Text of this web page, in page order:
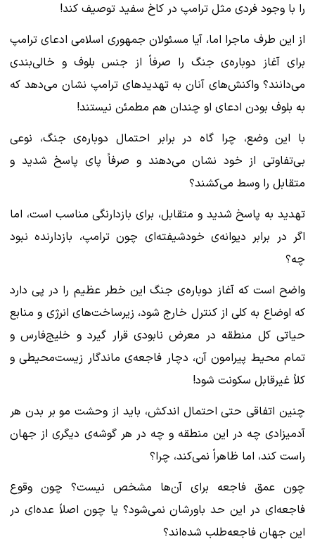
را با وجود فردی مثل ترامپ در کاخ سفید توصیف کند!
از این طرف ماجرا اما، آیا مسئولان جمهوری اسلامی ادعای ترامپ
برای آغاز دوباره‌ی جنگ را صرفاً از جنس بلوف و خالی‌بندی
می‌دانند؟ واکنش‌های آنان به تهدیدهای ترامپ نشان می‌دهد که
به بلوف بودن ادعای او چندان هم مطمئن نیستند!
با این وضع، چرا گاه در برابر احتمال دوباره‌ی جنگ، نوعی
بی‌تفاوتی از خود نشان می‌دهند و صرفاً پای پاسخ شدید و
متقابل را وسط می‌کشند؟
تهدید به پاسخ شدید و متقابل، برای بازدارنگی مناسب است، اما
اگر در برابر دیوانه‌ی خودشیفته‌ای چون ترامپ، بازدارنده نبود
چه؟
واضح است که آغاز دوباره‌ی جنگ این خطر عظیم را در پی دارد
که اوضاع به کلی از کنترل خارج شود، زیرساخت‌های انرژی و منابع
حیاتی کل منطقه در معرض نابودی قرار گیرد و خلیج‌فارس و
تمام محیط پیرامون آن، دچار فاجعه‌ی ماندگار زیست‌محیطی و
کلاً غیرقابل سکونت شود!
چنین اتفاقی حتی احتمال اندکش، باید از وحشت مو بر بدن هر
آدمیزادی چه در این منطقه و چه در هر گوشه‌ی دیگری از جهان
راست کند، اما ظاهراً نمی‌کند، چرا؟
چون عمق فاجعه برای آن‌ها مشخص نیست؟ چون وقوع
فاجعه‌ای در این حد باورشان نمی‌شود؟ یا چون اصلاً عده‌ای در
این جهان فاجعه‌طلب شده‌اند؟